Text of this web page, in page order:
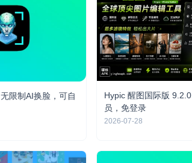
无限制AI换脸，可自
Hypic 醒图国际版 9.2.0
员，免登录
2026-07-28